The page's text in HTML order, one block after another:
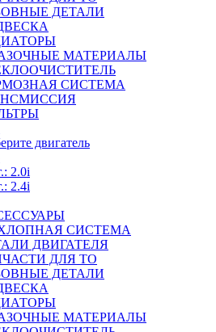
ДЕТАЛИ
МАТЕРИАЛЫ
СИСТЕМА
двигатель
2.0i
2.4i
СИСТЕМА
ДВИГАТЕЛЯ
ДЛЯ ТО
ДЕТАЛИ
МАТЕРИАЛЫ